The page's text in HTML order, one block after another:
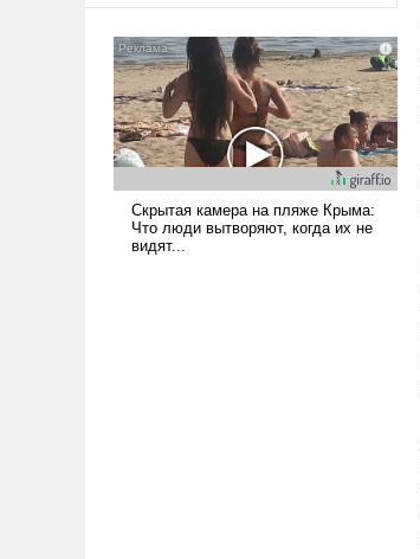
псевдонаучной фантастики,
стало всерьез обсуждаемой
идеей.